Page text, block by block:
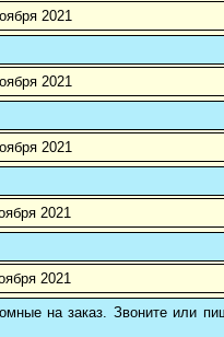
2021
2021
2021
2021
2021
на заказ. Звоните или